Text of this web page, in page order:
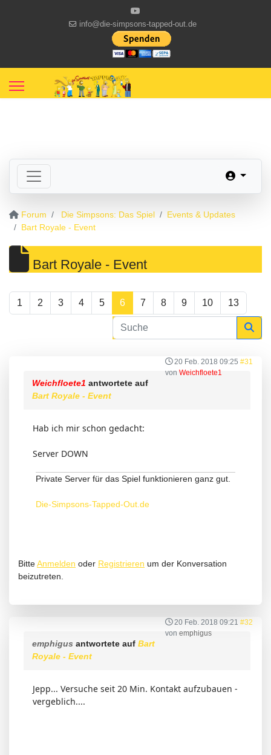
info@die-simpsons-tapped-out.de
Forum Die Simpsons: Das Spiel
Events & Updates
Bart Royale - Event
Bart Royale - Event
1 2 3 4 5 6 7 8 9 10 13
20 Feb. 2018 09:25 #31
von Weichfloete1
Weichfloete1 antwortete auf
Bart Royale - Event
Hab ich mir schon gedacht:
Server DOWN
Private Server für das Spiel funktionieren ganz gut.
Die-Simpsons-Tapped-Out.de
BitteAnmelden oder Registrieren um der Konversation
beizutreten.
20 Feb. 2018 09:21 #32
von emphigus
emphigus antwortete auf Bart
Royale - Event
Jepp... Versuche seit 20 Min. Kontakt aufzubauen -
vergeblich....